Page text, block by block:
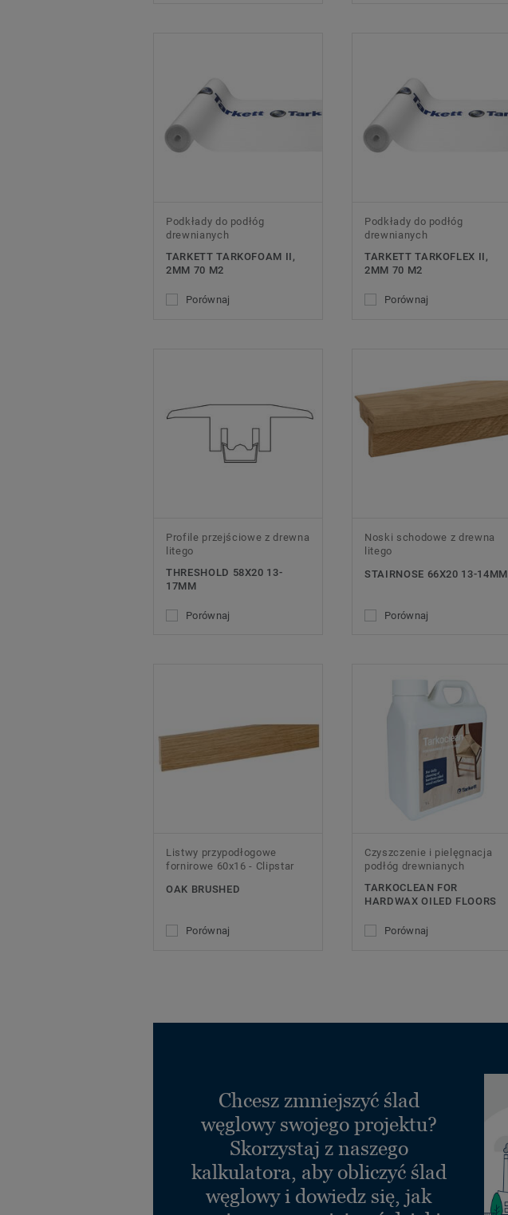
Podkłady do podłóg
drewnianych
TARKETT TARKOFOAM II,
2MM 70 M2
Porównaj
Podkłady do podłóg
drewnianych
TARKETT TARKOFLEX II,
2MM 70 M2
Porównaj
Profile przejściowe z drewna
litego
THRESHOLD 58X20 13-
17MM
Porównaj
Noski schodowe z drewna
litego
STAIRNOSE 66X20 13-14MM
Porównaj
Listwy przypodłogowe
fornirowe 60x16 - Clipstar
OAK BRUSHED
Porównaj
Czyszczenie i pielęgnacja
podłóg drewnianych
TARKOCLEAN FOR
HARDWAX OILED FLOORS
Porównaj
Chcesz zmniejszyć ślad
węglowy swojego projektu?
Skorzystaj z naszego
kalkulatora, aby obliczyć ślad
węglowy i dowiedz się, jak